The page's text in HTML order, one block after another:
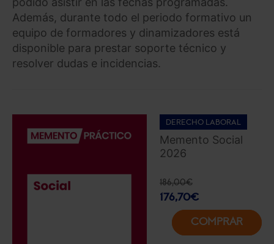
Además, durante todo el periodo formativo un
equipo de formadores y dinamizadores está
disponible para prestar soporte técnico y
resolver dudas e incidencias.
DERECHO LABORAL
Memento Social
2026
186,00€
176,70€
COMPRAR